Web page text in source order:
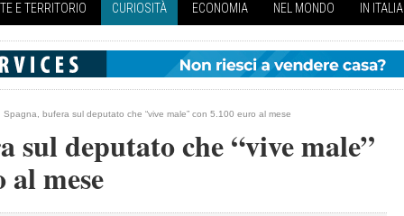
E TERRITORIO CURIOSITÀ ECONOMIA NEL MONDO IN ITALIA
Spagna, bufera sul deputato che “vive male” con 5.100 euro al mese
sul deputato che “vive male”
al mese